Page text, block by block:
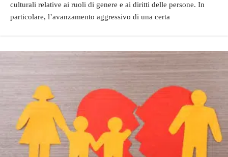
culturali relative ai ruoli di genere e ai diritti delle persone. In
particolare, l’avanzamento aggressivo di una certa